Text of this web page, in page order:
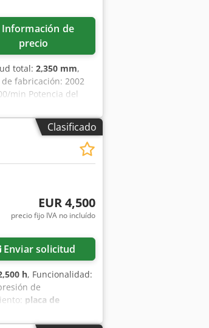
precio
total: 2,350 mm,
fabricación: 2002
min Potencia del
Clasificado
EUR 4,500
precio fijo IVA no incluído
Enviar solicitud
h, Funcionalidad:
de
placa de
500 litros con